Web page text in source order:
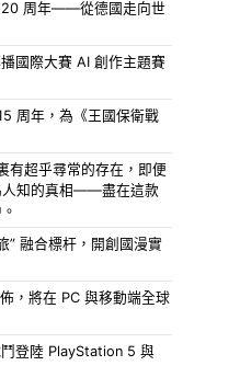
20 周年——從德國走向世
國際大賽 AI 創作主題賽
周年，為《王國保衛戰
有超乎尋常的存在，即便
人知的真相——盡在這款
” 融合標杆，開創國漫實
，將在 PC 與移動端全球
登陸 PlayStation 5 與